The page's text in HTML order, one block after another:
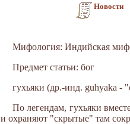
Новости
Мифология: Индийская
Предмет статьи: бог
гухьяки (др.-инд. guhyaka -
По легендам, гухьяки
и охраняют "скрытые" там